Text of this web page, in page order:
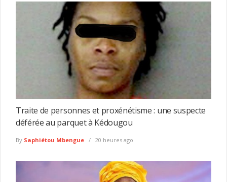
Traite de personnes et proxénétisme : une suspecte
déférée au parquet à Kédougou
By Saphiétou Mbengue 20 heures ago